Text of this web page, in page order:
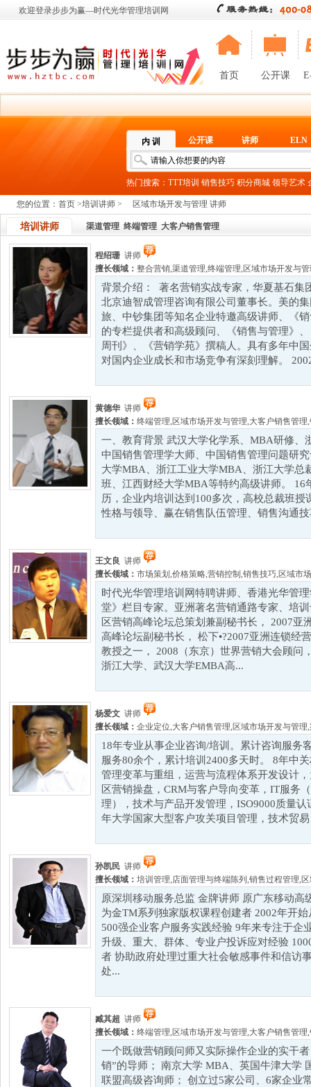
欢迎登录步步为赢—时代光华管理培训网
首页 公开课
内 训 公开课 讲师 ELN
热门搜索： TTT培训 销售技巧 积分商城 领导艺术
您的位置： 首页 >培训讲师 > 区域市场开发与管理 讲师
培训讲师 渠道管理 终端管理 大客户销售管理
程绍珊 讲师
擅长领域： 整合营销,渠道管理,终端管理, 区域市场开发与
背景介绍： 著名营销实战专家，华夏基石集
北京迪智成管理咨询有限公司董事长。美的
旅、中钞集团等知名企业特邀高级讲师、《
的专栏提供者和高级顾问、《销售与管理》
周刊》、《营销学苑》撰稿人。具有多年中
对国内企业成长和市场竞争有深刻理解。
黄德华 讲师
擅长领域： 终端管理, 区域市场开发与管理,大客户销售管理,
一、教育背景 武汉大学化学系、MBA研修、
中国销售管理学大师、中国销售管理问题研
大学MBA、浙江工业大学MBA、浙江大学总
班、江西财经大学MBA等特约高级讲师。 16
历，企业内培训达到100多次，高校总裁班授
性格与领导、赢在销售队伍管理、销售沟通
王文良 讲师
擅长领域： 市场策划 ,价格策略,营销控制 ,销售技巧, 区域市
时代光华管理培训网特聘讲师、香港光华管
堂》栏目专家。亚洲著名营销通路专家、培
区营销高峰论坛总策划兼副秘书长， 2007亚
高峰论坛副秘书长， 松下•?2007亚洲连锁经
教授之一， 2008（东京）世界营销大会顾问
浙江大学、武汉大学EMBA高...
杨爱文 讲师
擅长领域： 企业定位,大客户销售管理, 区域市场开发与管理,
18年专业从事企业咨询/培训。累计咨询服务
服务80余个，累计培训2400多天时。 8年中
管理变革与重组，运营与流程体系开发设计
区营销操盘，CRM与客户导向变革，IT服务
理），技术与产品开发管理，ISO9000质量
年大学国家大型客户攻关项目管理，技术贸
孙凯民 讲师
擅长领域： 培训管理,店面管理与终端陈列 ,销售过程管理,
原深圳移动服务总监 金牌讲师 原广东移动
为金TM系列独家版权课程创建者 2002年开
500强企业客户服务实践经验 9年来专注于企
升级、重大、群体、专业户投诉应对经验
者 协助政府处理过重大社会敏感事件和信访
处...
臧其超 讲师
擅长领域： 终端管理, 区域市场开发与管理,大客户销售管理,
一个既做营销顾问师又实际操作企业的实干
销”的导师； 南京大学 MBA、英国牛津大学
联盟高级咨询师； 创立过5家公司、6家企业